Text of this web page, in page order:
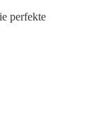
perfekte